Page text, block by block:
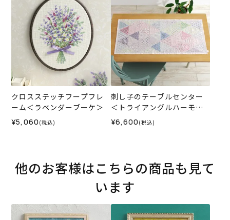
クロスステッチフープフレ
ーム＜ラベンダーブーケ＞
¥5,060 (税込)
刺し子のテーブルセンター
＜トライアングルハーモニ
ー＞
¥6,600 (税込)
他のお客様はこちらの商品も見て
います